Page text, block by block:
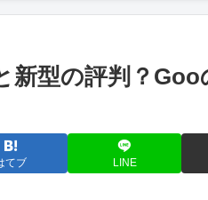
型の評判？Goo
てブ LINE